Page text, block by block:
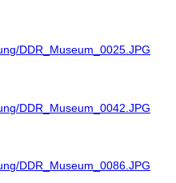
DDR_Museum_0025.JPG
DDR_Museum_0042.JPG
DDR_Museum_0086.JPG